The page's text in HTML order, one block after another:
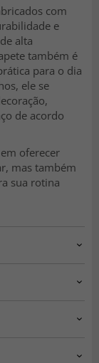
com
e
alta
também é
para o dia
ele se
de acordo
oferecer
mas também
sua rotina
morna e
uma